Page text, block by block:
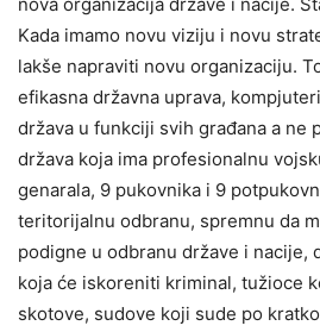
Kada imamo novu viziju i novu
lakše napraviti novu organizaciju.
efikasna državna uprava,
država u funkciji svih građana a ne
država koja ima profesionalnu
genarala, 9 pukovnika i 9
teritorijalnu odbranu, spremnu da
podigne u odbranu države i nacije,
koja će iskoreniti kriminal, tužioce
skotove, sudove koji sude po